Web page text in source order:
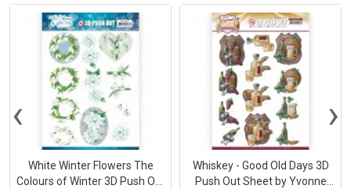
White Winter Flowers The
Colours of Winter 3D Push Out
Whiskey - Good Old Days 3D
Push Out Sheet by Yvonne
‹ ›